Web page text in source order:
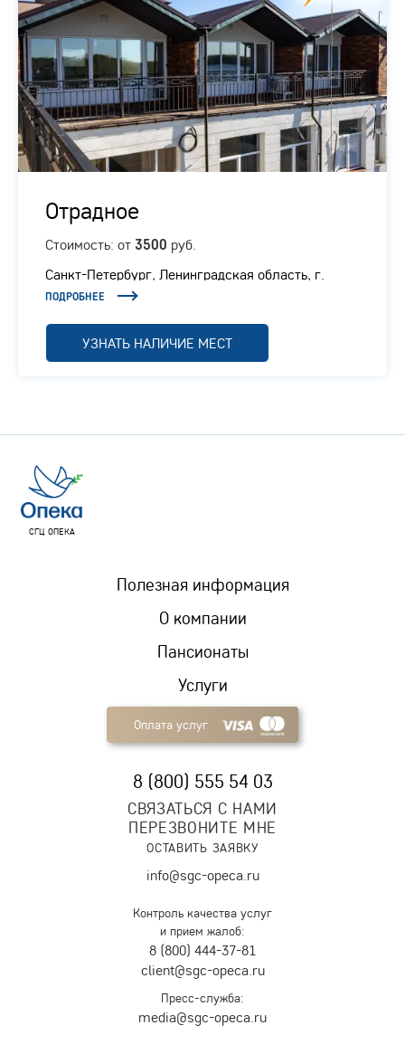
Отрадное
Стоимость: от 3500 руб.
Санкт-Петербург, Ленинградская область, г.
Отрадное, Ленинградское шоссе, 1/1
ПОДРОБНЕЕ
УЗНАТЬ НАЛИЧИЕ МЕСТ
СГЦ ОПЕКА
Пансионаты
Услуги
Полезная информация
О компании
Оплата услуг
8 (800) 555 54 03
СВЯЗАТЬСЯ С НАМИ
ПЕРЕЗВОНИТЕ МНЕ
ОСТАВИТЬ ЗАЯВКУ
info@sgc-opeca.ru
Контроль качества услуг
и прием жалоб:
8 (800) 444-37-81
client@sgc-opeca.ru
Пресс-служба:
media@sgc-opeca.ru